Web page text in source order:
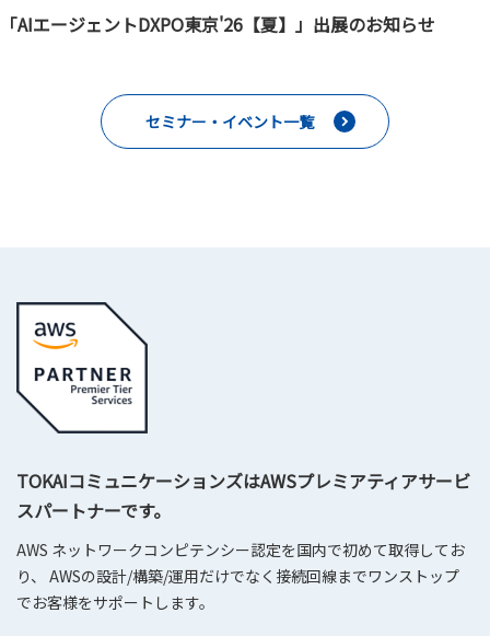
「AIエージェントDXPO東京'26【夏】」出展のお知らせ
セミナー・イベント一覧
TOKAIコミュニケーションズはAWSプレミアティアサービ
スパートナーです。
AWS ネットワークコンピテンシー認定を国内で初めて取得してお
り、 AWSの設計/構築/運用だけでなく接続回線までワンストップ
でお客様をサポートします。